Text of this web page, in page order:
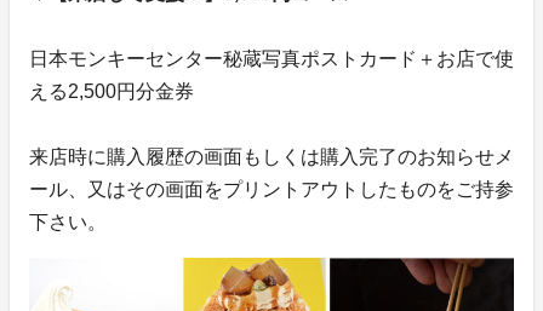
日本モンキーセンター秘蔵写真ポストカード＋お店で使
える2,500円分金券
来店時に購入履歴の画面もしくは購入完了のお知らせメ
ール、又はその画面をプリントアウトしたものをご持参
下さい。